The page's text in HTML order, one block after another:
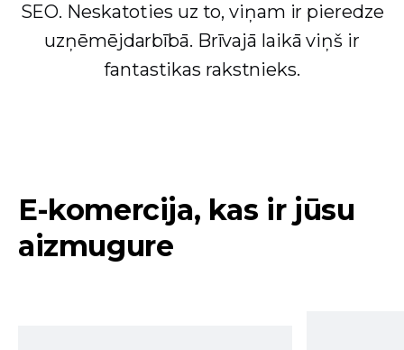
SEO. Neskatoties uz to, viņam ir pieredze
uzņēmējdarbībā. Brīvajā laikā viņš ir
fantastikas rakstnieks.
E-komercija, kas ir jūsu
aizmugure